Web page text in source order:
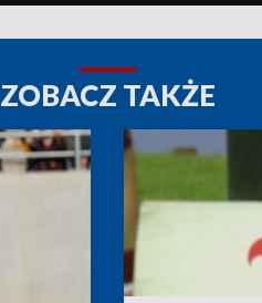
ZOBACZ TAKŻE